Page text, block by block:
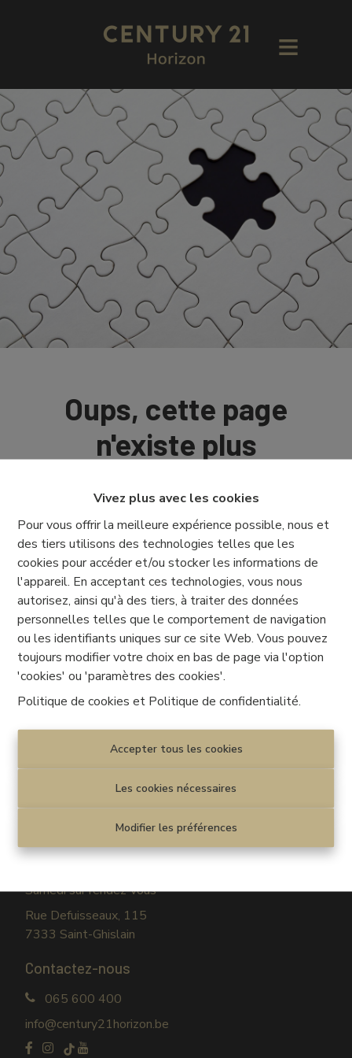
Vivez plus avec les cookies
Pour vous offrir la meilleure expérience possible, nous et
des tiers utilisons des technologies telles que les
cookies pour accéder et/ou stocker les informations de
l'appareil. En acceptant ces technologies, vous nous
autorisez, ainsi qu'à des tiers, à traiter des données
personnelles telles que le comportement de navigation
ou les identifiants uniques sur ce site Web. Vous pouvez
toujours modifier votre choix en bas de page via l'option
'cookies' ou 'paramètres des cookies'.
Politique de cookies et Politique de confidentialité.
Accepter tous les cookies
Les cookies nécessaires
Modifier les préférences
Oups, cette page
n'existe plus
À Vendre À Louer
Disclaimer
Privacy statement
Cookie policy|Paramètres des cookies
© CENTURY 21 Horizon
Lundi au vendredi
Samedi sur rendez-vous
Rue Defuisseaux, 115
7333 Saint-Ghislain
Contactez-nous
065 600 400
info@century21horizon.be